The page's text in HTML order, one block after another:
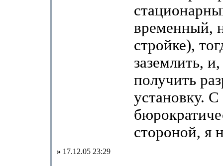
временный,
стройке),
заземлить,
получить
установку. С
стороной, я
» 17.12.05 23:29